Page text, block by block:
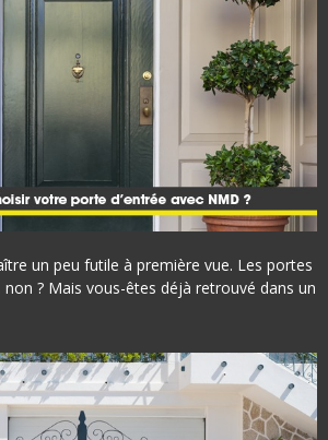
un peu futile à première vue. Les portes
non ? Mais vous-êtes déjà retrouvé dans un